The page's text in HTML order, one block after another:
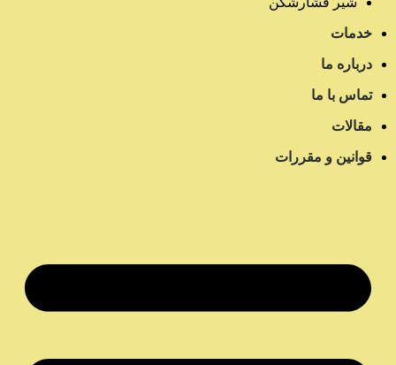
خدمات
درباره ما
تماس با ما
مقالات
قوانین و مقررات